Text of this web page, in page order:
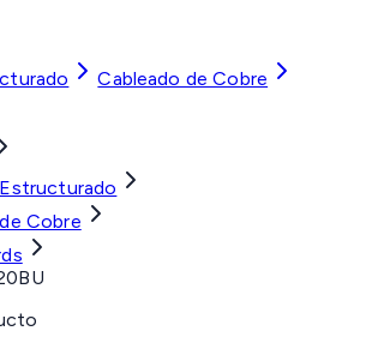
Cableado de Cobre
Cobre